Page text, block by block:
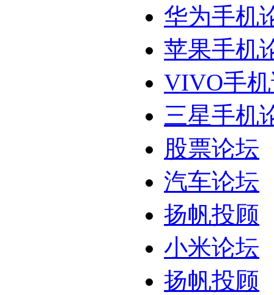
华为手机
苹果手机
VIVO手
三星手机
股票论坛
汽车论坛
扬帆投顾
小米论坛
扬帆投顾